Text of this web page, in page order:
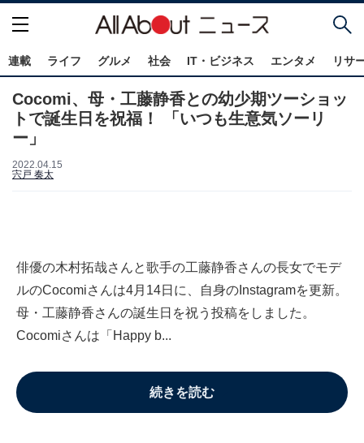
連載 ライフ グルメ 社会 IT・ビジネス エンタメ リサ
Cocomi、母・工藤静香との幼少期ツーショッ
トで誕生日を祝福！ 「いつも生意気ソーリ
ー」
2022.04.15
宍戸 奏太
俳優の木村拓哉さんと歌手の工藤静香さんの長女でモデ
ルのCocomiさんは4月14日に、自身のInstagramを更新。
母・工藤静香さんの誕生日を祝う投稿をしました。
Cocomiさんは「Happy b...
続きを読む